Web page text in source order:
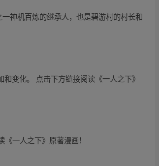
神机百炼的继承人，也是碧游村的村长和
变化。 点击下方链接阅读《一人之下》
一人之下》原著漫画！